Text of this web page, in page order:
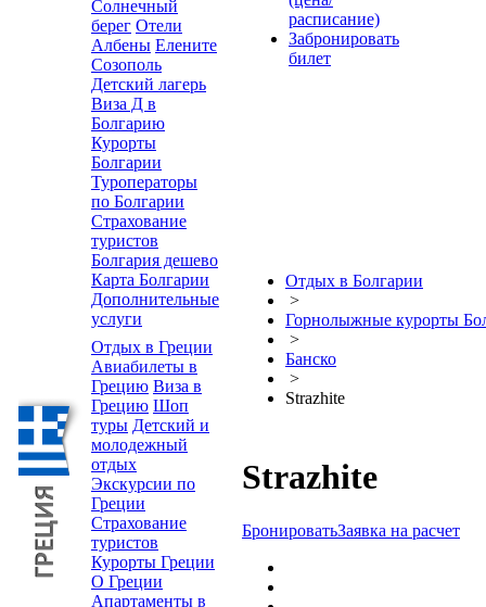
Солнечный
берег Отели
Албены Елените
Созополь
Детский лагерь
Виза Д в
Болгарию
Курорты
Болгарии
Туроператоры
по Болгарии
Страхование
туристов
Болгария дешево
Карта Болгарии
Дополнительные
услуги
Отдых в Греции
Авиабилеты в
Грецию Виза в
Грецию Шоп
туры Детский и
молодежный
отдых
Экскурсии по
Греции
Страхование
туристов
Курорты Греции
О Греции
Апартаменты в
расписание)
Забронировать
билет
Отдых в Болгарии
>
Горнолыжные курорты
>
Банско
>
Strazhite
Strazhite
БронироватьЗаявка на расчет